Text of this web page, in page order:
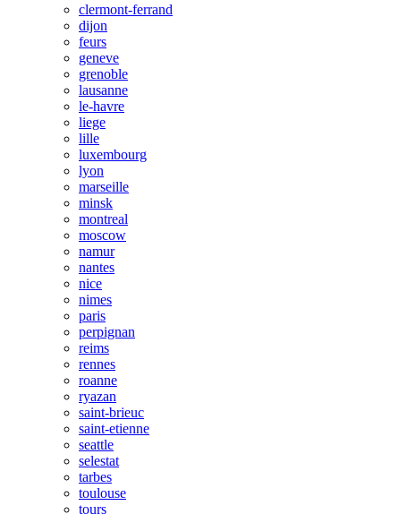
clermont-ferrand
dijon
feurs
geneve
grenoble
lausanne
le-havre
liege
lille
luxembourg
lyon
marseille
minsk
montreal
moscow
namur
nantes
nice
nimes
paris
perpignan
reims
rennes
roanne
ryazan
saint-brieuc
saint-etienne
seattle
selestat
tarbes
toulouse
tours